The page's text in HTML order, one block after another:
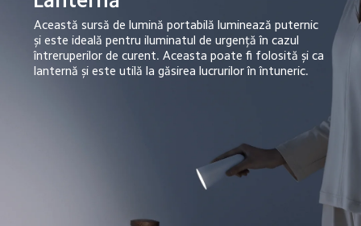
Această sursă de lumină portabilă luminează puternic
și este ideală pentru iluminatul de urgență în cazul
întreruperilor de curent. Aceasta poate fi folosită și ca
lanternă și este utilă la găsirea lucrurilor în întuneric.